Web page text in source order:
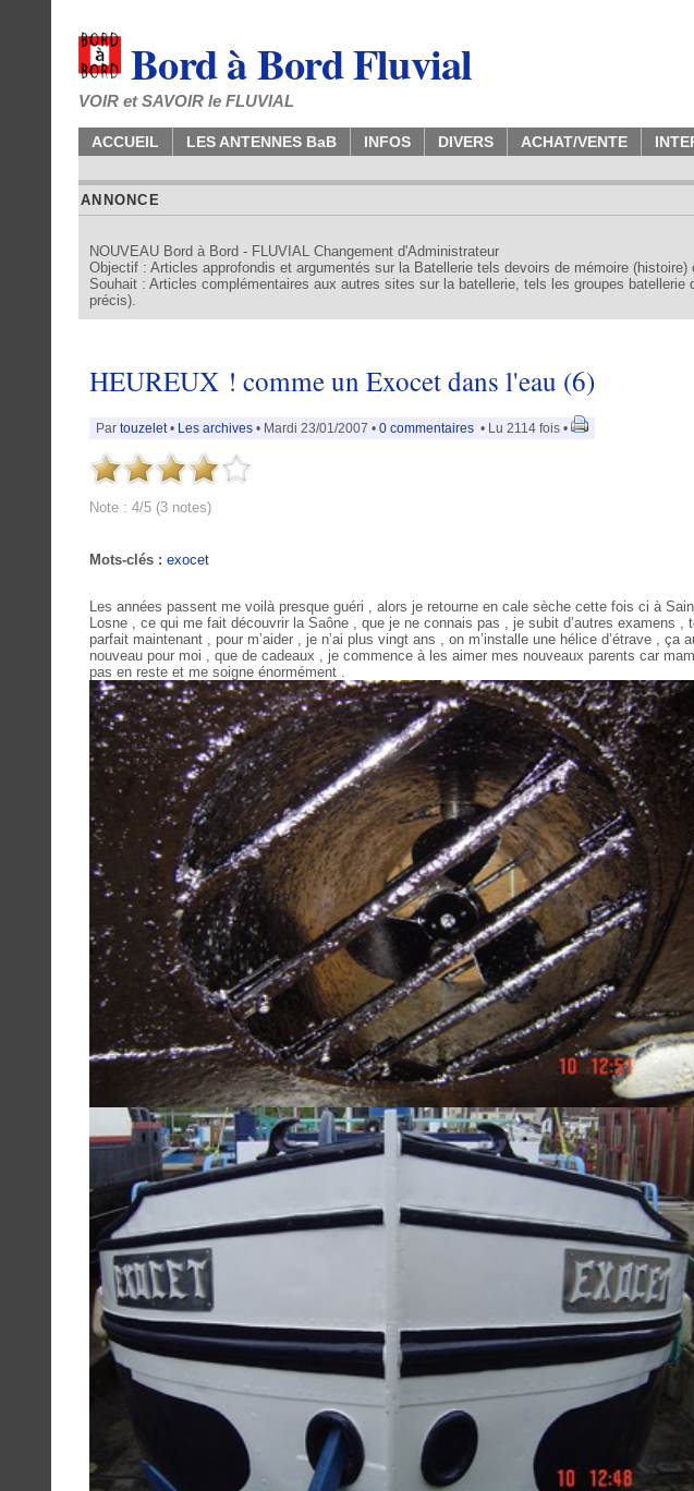
Bord à Bord Fluvial
VOIR et SAVOIR le FLUVIAL
ACCUEIL LES ANTENNES BaB INFOS DIVERS ACHAT/VENTE
ANNONCE
NOUVEAU Bord à Bord - FLUVIAL Changement d'Administrateur
Objectif : Articles approfondis et argumentés sur la Batellerie tels devoirs de mémoire
Souhait : Articles complémentaires aux autres sites sur la batellerie, tels les groupes
précis).
HEUREUX ! comme un Exocet dans l'eau (6)
Par touzelet• Les archives • Mardi 23/01/2007 • 0 commentaires • Lu 2114 fois •
Note : 4/5 (3 notes)
Mots-clés : exocet
Les années passent me voilà presque guéri , alors je retourne en cale sèche cette fois ci à
Losne , ce qui me fait découvrir la Saône , que je ne connais pas , je subit d’autres examens ,
parfait maintenant , pour m’aider , je n’ai plus vingt ans , on m’installe une hélice d’étrave , ça
nouveau pour moi , que de cadeaux , je commence à les aimer mes nouveaux parents car
pas en reste et me soigne énormément .